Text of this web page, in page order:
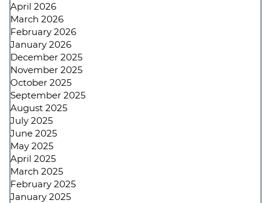
April 2026
March 2026
February 2026
January 2026
December 2025
November 2025
October 2025
September 2025
August 2025
July 2025
June 2025
May 2025
April 2025
March 2025
February 2025
January 2025